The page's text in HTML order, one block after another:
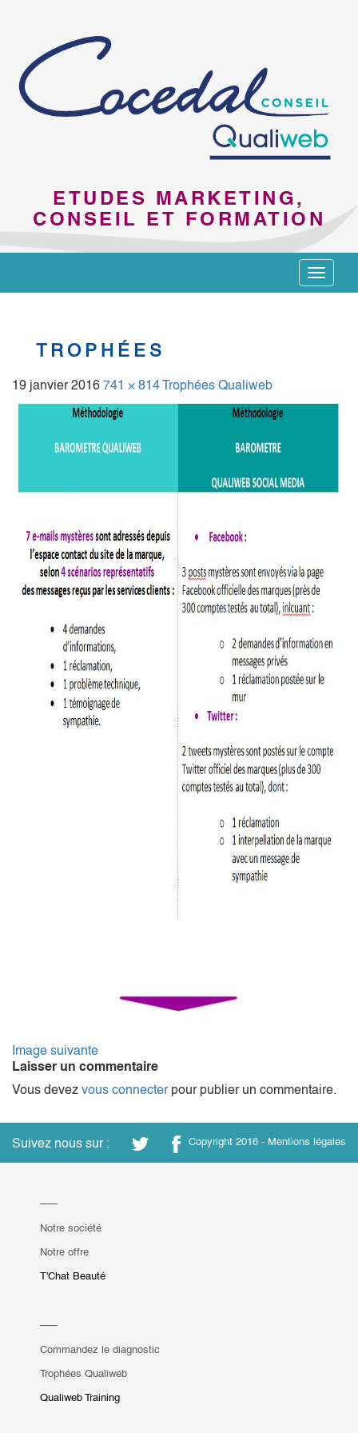
ETUDES MARKETING,
CONSEIL ET FORMATION
Toggle
TROPHÉES
19 janvier 2016 741 × 814Trophées Qualiweb
Image suivante
Laisser un commentaire
Vous devez vous connecterpour publier un commentaire.
Suivez nous sur : Copyright 2016 - Mentions légales
Notre société
Notre offre
T'Chat Beauté
Commandez le diagnostic
Trophées Qualiweb
Qualiweb Training